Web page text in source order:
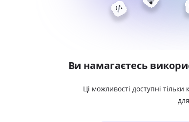
Ви намагаєтесь
Ці можливості доступні